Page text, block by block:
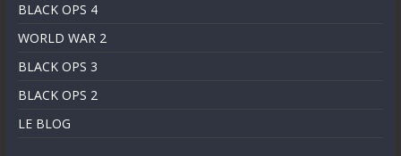
BLACK OPS 4
WORLD WAR 2
BLACK OPS 3
BLACK OPS 2
LE BLOG